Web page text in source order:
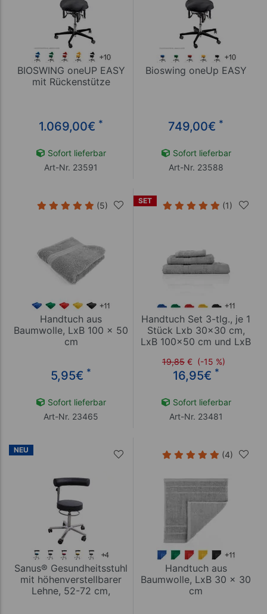
BIOSWING oneUP EASY
mit Rückenstütze
1.069,00€ *
Sofort lieferbar
Art-Nr. 23591
Bioswing oneUp EASY
749,00€ *
Sofort lieferbar
Art-Nr. 23588
(5)
Handtuch aus
Baumwolle, LxB 100 x 50
cm
5,95€ *
Sofort lieferbar
Art-Nr. 23465
SET (1)
Handtuch Set 3-tlg., je 1
Stück Lxb 30x30 cm,
LxB 100x50 cm und LxB
19,85 € (-15 %)
16,95€ *
Sofort lieferbar
Art-Nr. 23481
NEU
Sanus® Gesundheitsstuhl
mit höhenverstellbarer
Lehne, 52-72 cm,
(4)
Handtuch aus
Baumwolle, LxB 30 x 30
cm